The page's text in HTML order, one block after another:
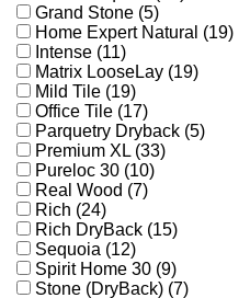
Grand Stone (5)
Home Expert Natural (19)
Intense (11)
Matrix LooseLay (19)
Mild Tile (19)
Office Tile (17)
Parquetry Dryback (5)
Premium XL (33)
Pureloc 30 (10)
Real Wood (7)
Rich (24)
Rich DryBack (15)
Sequoia (12)
Spirit Home 30 (9)
Stone (DryBack) (7)